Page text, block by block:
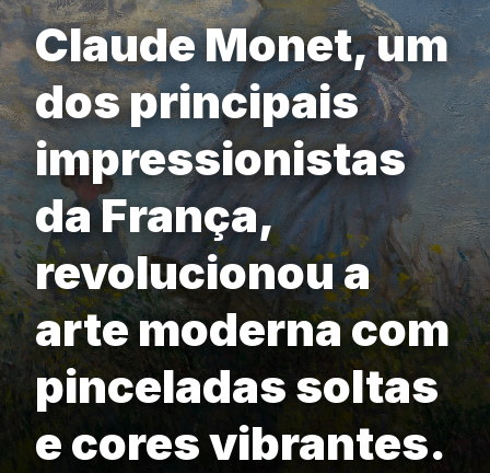
Claude Monet, um
dos principais
impressionistas
da França,
revolucionou a
arte moderna com
pinceladas soltas
e cores vibrantes.